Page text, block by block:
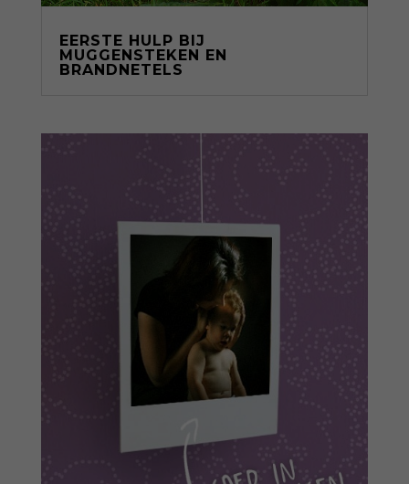
EERSTE HULP BIJ
MUGGENSTEKEN EN
BRANDNETELS